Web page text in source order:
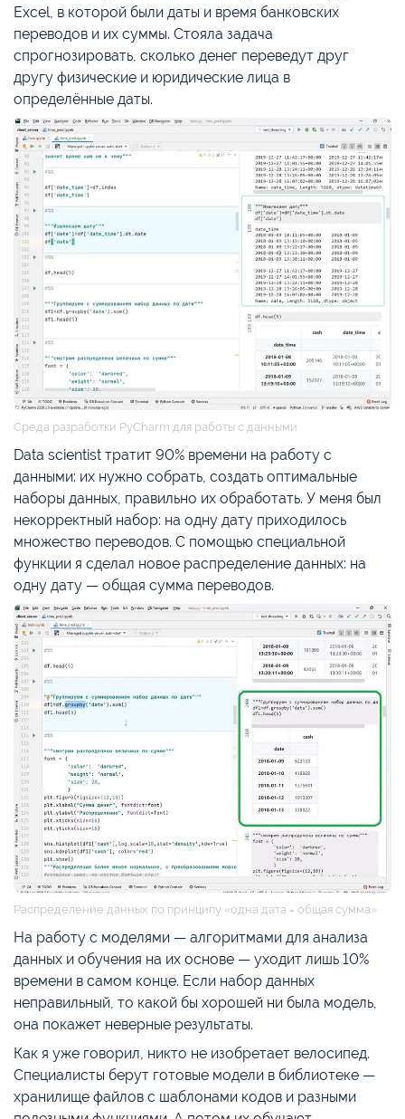
Excel, в которой были даты и время банковских
переводов и их суммы. Стояла задача
спрогнозировать, сколько денег переведут друг
другу физические и юридические лица в
определённые даты.
Среда разработки PyCharm для работы с данными
Data scientist тратит 90% времени на работу с
данными: их нужно собрать, создать оптимальные
наборы данных, правильно их обработать. У меня был
некорректный набор: на одну дату приходилось
множество переводов. С помощью специальной
функции я сделал новое распределение данных: на
одну дату — общая сумма переводов.
Распределение данных по принципу «одна дата = общая сумма»
На работу с моделями — алгоритмами для анализа
данных и обучения на их основе — уходит лишь 10%
времени в самом конце. Если набор данных
неправильный, то какой бы хорошей ни была модель,
она покажет неверные результаты.
Как я уже говорил, никто не изобретает велосипед.
Специалисты берут готовые модели в библиотеке —
хранилище файлов с шаблонами кодов и разными